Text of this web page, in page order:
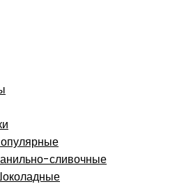
сливочные